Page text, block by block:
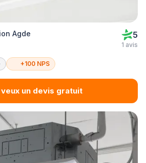
Agde 5
1 avis
+100 NPS
un devis gratuit